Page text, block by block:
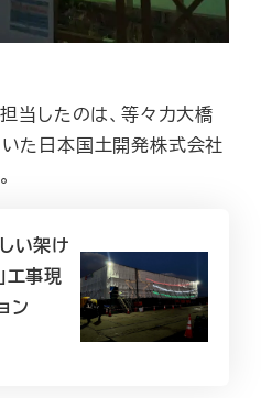
当したのは、等々力大橋
た日本国土開発株式会社
い架け
工事現
ン